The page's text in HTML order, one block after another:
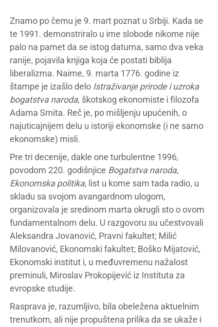
Znamo po čemu je 9. mart poznat u Srbiji. Kada se
te 1991. demonstriralo u ime slobode nikome nije
palo na pamet da se istog datuma, samo dva veka
ranije, pojavila knjiga koja će postati biblija
liberalizma. Naime, 9. marta 1776. godine iz
štampe je izašlo delo Istraživanje prirode i uzroka
bogatstva naroda, škotskog ekonomiste i filozofa
Adama Smita. Reč je, po mišljenju upućenih, o
najuticajnijem delu u istoriji ekonomske (i ne samo
ekonomske) misli.
Pre tri decenije, dakle one turbulentne 1996,
povodom 220. godišnjice Bogatstva naroda,
Ekonomska politika, list u kome sam tada radio, u
skladu sa svojom avangardnom ulogom,
organizovala je sredinom marta okrugli sto o ovom
fundamentalnom delu. U razgovoru su učestvovali
Aleksandra Jovanović, Pravni fakultet; Milić
Milovanović, Ekonomski fakultet; Boško Mijatović,
Ekonomski institut i, u međuvremenu nažalost
preminuli, Miroslav Prokopijević iz Instituta za
evropske studije.
Rasprava je, razumljivo, bila obeležena aktuelnim
trenutkom, ali nije propuštena prilika da se ukaže i